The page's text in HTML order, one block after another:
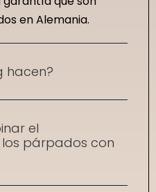
en Alemania.
hacen?
el
los párpados con